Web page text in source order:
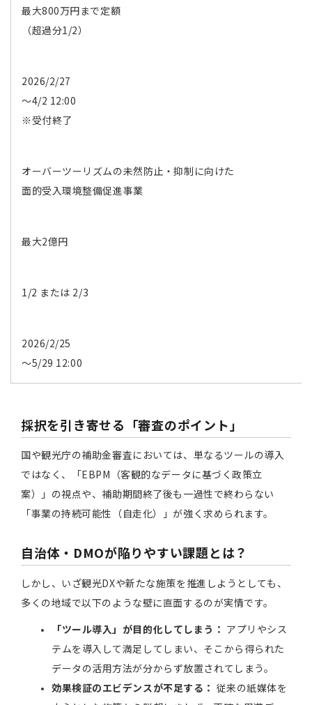
最大800万円まで定額
（超過分1/2）
2026/2/27
〜4/2 12:00
※受付終了
オーバーツーリズムの未然防止・抑制に向けた
面的受入環境整備促進事業
最大2億円
1/2 または 2/3
2026/2/25
〜5/29 12:00
採択を引き寄せる「審査のポイント」
国や観光庁の補助金審査においては、単なるツールの導入
ではなく、「EBPM（客観的なデータに基づく政策立
案）」の視点や、補助期間終了後も一過性で終わらない
「事業の持続可能性（自走化）」が強く求められます。
自治体・DMOが陥りやすい課題とは？
しかし、いざ観光DXや新たな施策を推進しようとしても、
多くの地域で以下のような壁に直面するのが実情です。
「ツール導入」が目的化してしまう： アプリやシス
テムを導入して満足してしまい、そこから得られた
データの活用方法が分からず放置されてしまう。
効果検証のエビデンスが不足する： 従来の紙媒体を